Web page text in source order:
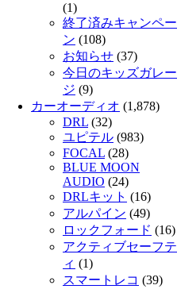
(1)
終了済みキャンペー
ン (108)
お知らせ (37)
今日のキッズガレー
ジ (9)
カーオーディオ (1,878)
DRL (32)
ユピテル (983)
FOCAL (28)
BLUE MOON
AUDIO (24)
DRLキット (16)
アルパイン (49)
ロックフォード (16)
アクティブセーフテ
ィ (1)
スマートレコ (39)